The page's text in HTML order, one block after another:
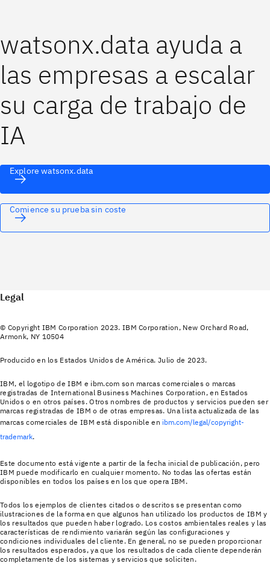
watsonx.data ayuda a
las empresas a escalar
su carga de trabajo de
IA
Explore watsonx.data
Comience su prueba sin coste
Legal
© Copyright IBM Corporation 2023. IBM Corporation, New Orchard Road,
Armonk, NY 10504
Producido en los Estados Unidos de América. Julio de 2023.
IBM, el logotipo de IBM e ibm.com son marcas comerciales o marcas
registradas de International Business Machines Corporation, en Estados
Unidos o en otros países. Otros nombres de productos y servicios pueden ser
marcas registradas de IBM o de otras empresas. Una lista actualizada de las
marcas comerciales de IBM está disponible en ibm.com/legal/copyright-
trademark.
Este documento está vigente a partir de la fecha inicial de publicación, pero
IBM puede modificarlo en cualquier momento. No todas las ofertas están
disponibles en todos los países en los que opera IBM.
Todos los ejemplos de clientes citados o descritos se presentan como
ilustraciones de la forma en que algunos han utilizado los productos de IBM y
los resultados que pueden haber logrado. Los costos ambientales reales y las
características de rendimiento variarán según las configuraciones y
condiciones individuales del cliente. En general, no se pueden proporcionar
los resultados esperados, ya que los resultados de cada cliente dependerán
completamente de los sistemas y servicios que soliciten.